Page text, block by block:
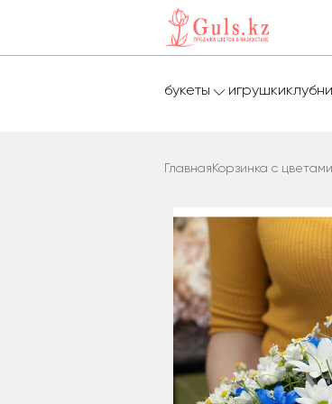
букеты игрушки
Главная Корзинка с